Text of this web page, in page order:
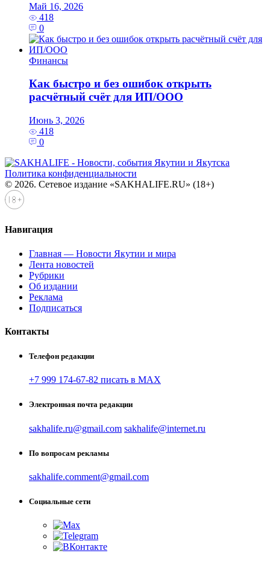
Май 16, 2026
418
0
Финансы
Как быстро и без ошибок открыть
расчётный счёт для ИП/ООО
Июнь 3, 2026
418
0
Политика конфиденциальности
© 2026. Сетевое издание «SAKHALIFE.RU» (18+)
Навигация
Главная — Новости Якутии и мира
Лента новостей
Рубрики
Об издании
Реклама
Подписаться
Контакты
Телефон редакции
+7 999 174-67-82 писать в MAX
Электронная почта редакции
sakhalife.ru@gmail.com sakhalife@internet.ru
По вопросам рекламы
sakhalife.comment@gmail.com
Социальные сети